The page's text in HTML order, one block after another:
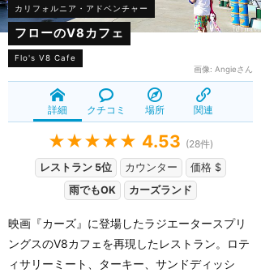
カリフォルニア・アドベンチャー
フローのV8カフェ
Flo's V8 Cafe
画像: Angieさん
詳細 クチコミ 場所 関連
★★★★★ 4.53 (28件)
レストラン 5位
カウンター
価格 $
雨でもOK
カーズランド
映画『カーズ』に登場したラジエータースプリ
ングスのV8カフェを再現したレストラン。ロテ
ィサリーミート、ターキー、サンドディッシ